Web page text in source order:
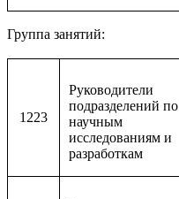
Группа занятий:
1223
Руководители
подразделений по
научным
исследованиям и
разработкам